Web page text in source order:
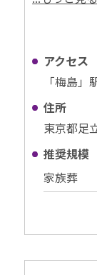
アクセス
「梅島
住所
東京都足
推奨規模
家族葬